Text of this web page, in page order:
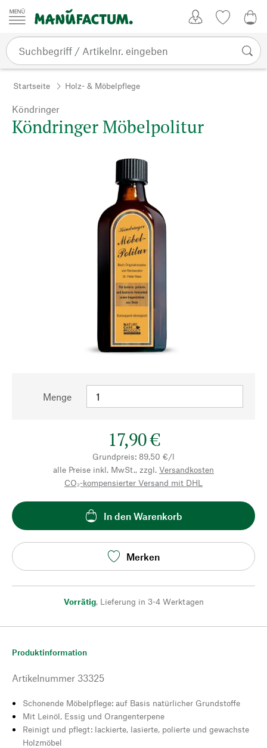
Zum Inhalt springen
Startseite Holz- & Möbelpflege
Köndringer
Köndringer Möbelpolitur
Menge
17,90 €
Grundpreis: 89,50 €/l
alle Preise inkl. MwSt., zzgl. Versandkosten
CO₂-kompensierter Versand mit DHL
In den Warenkorb
Merken
Vorrätig, Lieferung in 3-4 Werktagen
Produktinformation
Artikelnummer 33325
Schonende Möbelpflege: auf Basis natürlicher Grundstoffe
Mit Leinöl, Essig und Orangenterpene
Reinigt und pflegt: lackierte, lasierte, polierte und gewachste
Holzmöbel